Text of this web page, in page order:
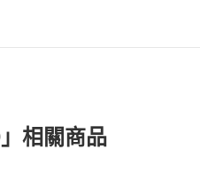
相關商品